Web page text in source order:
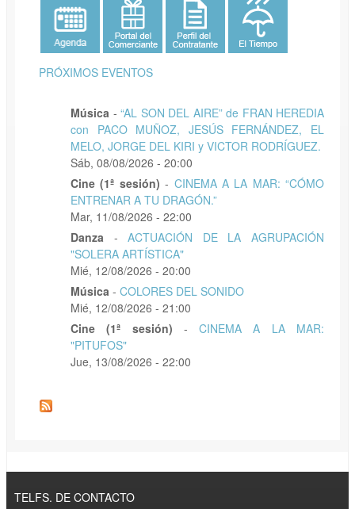
PRÓXIMOS EVENTOS
Música - “AL SON DEL AIRE” de FRAN HEREDIA
con PACO MUÑOZ, JESÚS FERNÁNDEZ, EL
MELO, JORGE DEL KIRI y VICTOR RODRÍGUEZ.
Sáb, 08/08/2026 - 20:00
Cine (1ª sesión) - CINEMA A LA MAR: “CÓMO
ENTRENAR A TU DRAGÓN.”
Mar, 11/08/2026 - 22:00
Danza
-ACTUACIÓN DE LA AGRUPACIÓN
"SOLERA ARTÍSTICA"
Mié, 12/08/2026 - 20:00
Música - COLORES DEL SONIDO
Mié, 12/08/2026 - 21:00
Cine (1ª sesión)
-CINEMA A LA MAR:
"PITUFOS"
Jue, 13/08/2026 - 22:00
TELFS. DE CONTACTO